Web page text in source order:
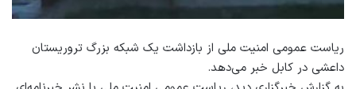
ریاست عمومی امنیت ملی از بازداشت یک شبکه بزرگ تروریستان
داعشی در کابل خبر می‌دهد.